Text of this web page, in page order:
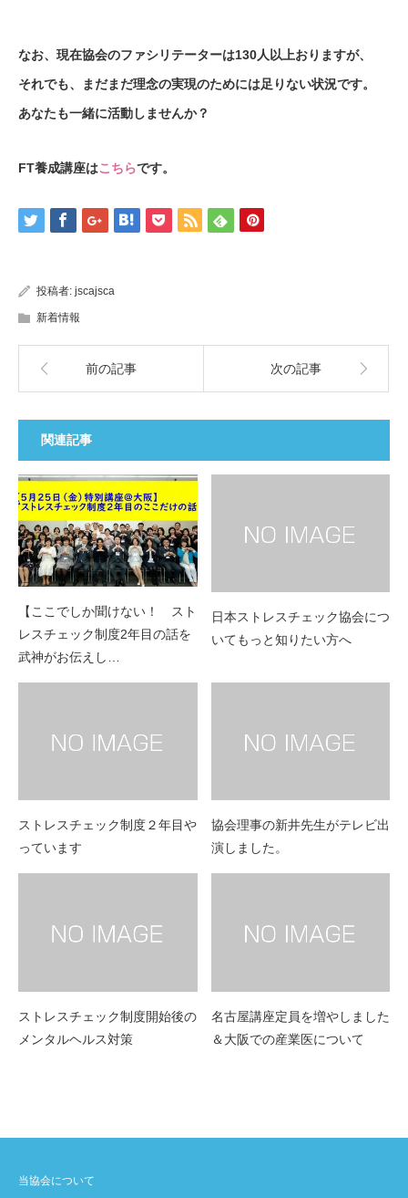
なお、現在協会のファシリテーターは130人以上おりますが、
それでも、まだまだ理念の実現のためには足りない状況です。
あなたも一緒に活動しませんか？
FT養成講座はこちらです。
投稿者: jscajsca
新着情報
前の記事 次の記事
関連記事
【ここでしか聞けない！ スト
レスチェック制度2年目の話を
武神がお伝えし…
日本ストレスチェック協会につ
いてもっと知りたい方へ
ストレスチェック制度２年目や
っています
協会理事の新井先生がテレビ出
演しました。
ストレスチェック制度開始後の
メンタルヘルス対策
名古屋講座定員を増やしました
＆大阪での産業医について
当協会について